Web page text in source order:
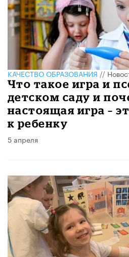
КАЧЕСТВО ОБРАЗОВАНИЯ//
Что такое игра и
детском саду и
настоящая игра –
к ребенку
5 апреля